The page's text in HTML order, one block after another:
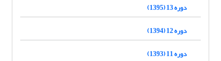
دوره 13 (1395)
دوره 12 (1394)
دوره 11 (1393)